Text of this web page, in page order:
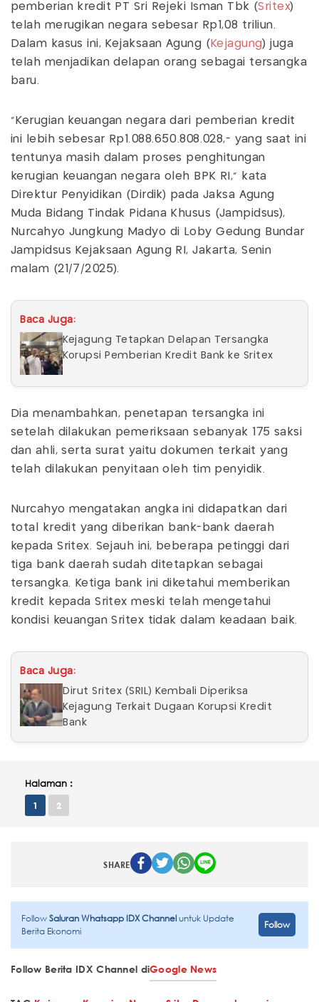
pemberian kredit PT Sri Rejeki Isman Tbk (Sritex)
telah merugikan negara sebesar Rp1,08 triliun.
Dalam kasus ini, Kejaksaan Agung ( Kejagung) juga
telah menjadikan delapan orang sebagai tersangka
baru.
“Kerugian keuangan negara dari pemberian kredit
ini lebih sebesar Rp1.088.650.808.028,- yang saat ini
tentunya masih dalam proses penghitungan
kerugian keuangan negara oleh BPK RI,” kata
Direktur Penyidikan (Dirdik) pada Jaksa Agung
Muda Bidang Tindak Pidana Khusus (Jampidsus),
Nurcahyo Jungkung Madyo di Loby Gedung Bundar
Jampidsus Kejaksaan Agung RI, Jakarta, Senin
malam (21/7/2025).
Baca Juga:
Kejagung Tetapkan Delapan Tersangka
Korupsi Pemberian Kredit Bank ke Sritex
Dia menambahkan, penetapan tersangka ini
setelah dilakukan pemeriksaan sebanyak 175 saksi
dan ahli, serta surat yaitu dokumen terkait yang
telah dilakukan penyitaan oleh tim penyidik.
Nurcahyo mengatakan angka ini didapatkan dari
total kredit yang diberikan bank-bank daerah
kepada Sritex. Sejauh ini, beberapa petinggi dari
tiga bank daerah sudah ditetapkan sebagai
tersangka. Ketiga bank ini diketahui memberikan
kredit kepada Sritex meski telah mengetahui
kondisi keuangan Sritex tidak dalam keadaan baik.
Baca Juga:
Dirut Sritex (SRIL) Kembali Diperiksa
Kejagung Terkait Dugaan Korupsi Kredit
Bank
Halaman :
1 2
SHARE
FollowSaluran Whatsapp IDX Channeluntuk Update
Berita Ekonomi
Follow
Follow Berita IDX Channel diGoogle News